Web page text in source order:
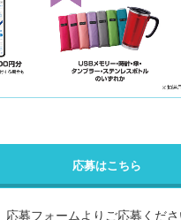
応募はこちら
応募フォームよりご応募くださ